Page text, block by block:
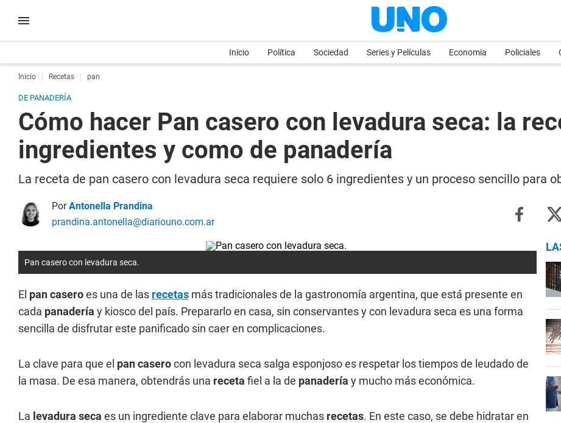
Inicio Política Sociedad Series y Películas Economia Policiales
Inicio Recetas pan
DE PANADERÍA
Cómo hacer Pan casero con levadura seca: la
ingredientes y como de panadería
La receta de pan casero con levadura seca requiere solo 6 ingredientes y un proceso sencillo para
PorAntonella Prandina
prandina.antonella@diariouno.com.ar
Pan casero con levadura seca.
El pan caseroes una de las recetas más tradicionales de la gastronomía argentina, que está presente en
cada panadería y kiosco del país. Prepararlo en casa, sin conservantes y con levadura seca es una forma
sencilla de disfrutar este panificado sin caer en complicaciones.
La clave para que el pan caserocon levadura seca salga esponjoso es respetar los tiempos de leudado de
la masa. De esa manera, obtendrás una receta fiel a la de panadería y mucho más económica.
La levadura seca es un ingrediente clave para elaborar muchas recetas. En este caso, se debe hidratar en